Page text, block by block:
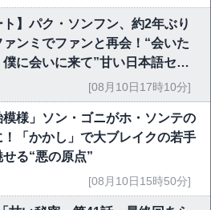
ト】パク・ソンフン、約2年ぶり
ンミでファンと再会！“会いた
僕に会いに来て”甘い日本語セリ
[08月10日17時10分]
模様」ソン・ゴニがホ・ソンテの
！「かかし」で大ブレイクの若手
る“悪の原点”
[08月10日15時50分]